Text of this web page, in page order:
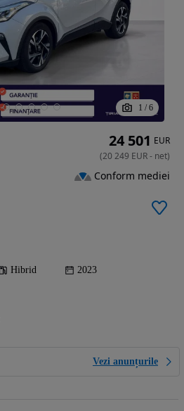
1 / 6
Hibrid 2023
Vezi anunțurile
24 501 EUR
(20 249 EUR- net)
Conform mediei